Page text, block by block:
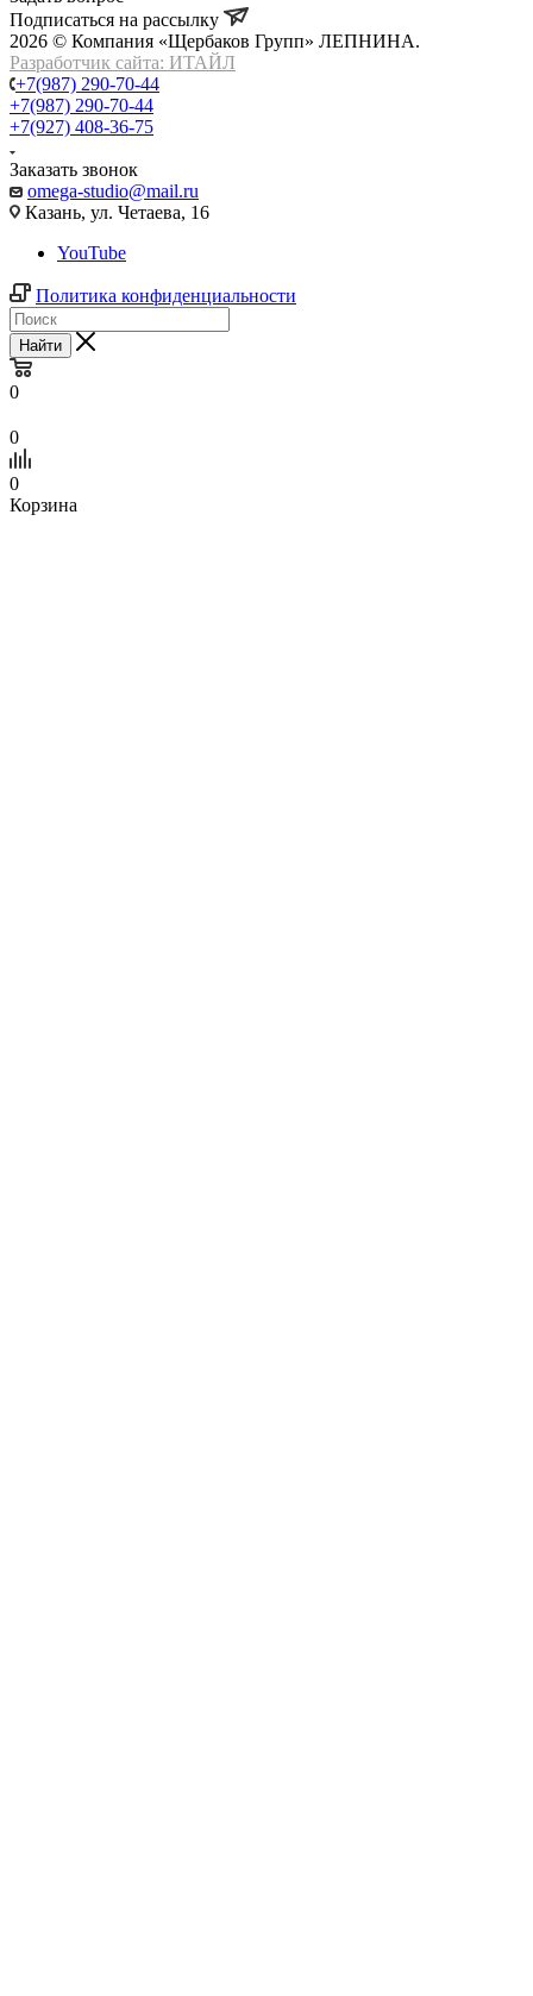
Подписаться на рассылку
2026 © Компания «Щербаков Групп» ЛЕПНИНА.
Разработчик сайта: ИТАЙЛ
+7(987) 290-70-44
+7(987) 290-70-44
+7(927) 408-36-75
Заказать звонок
omega-studio@mail.ru
Казань, ул. Четаева, 16
YouTube
Политика конфиденциальности
Найти
0
0
0
Корзина